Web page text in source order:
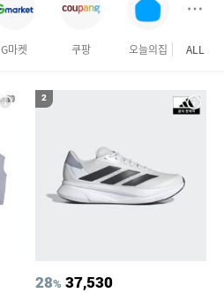
이상봉에디션 점퍼
발바닥저주파 마사지기
미니인형뽑기기계
ALL
G마켓 쿠팡 오늘의집
2
28% 37,530